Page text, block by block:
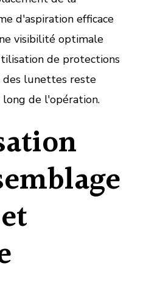
d'aspiration efficace
visibilité optimale
de protections
des lunettes reste
de l'opération.